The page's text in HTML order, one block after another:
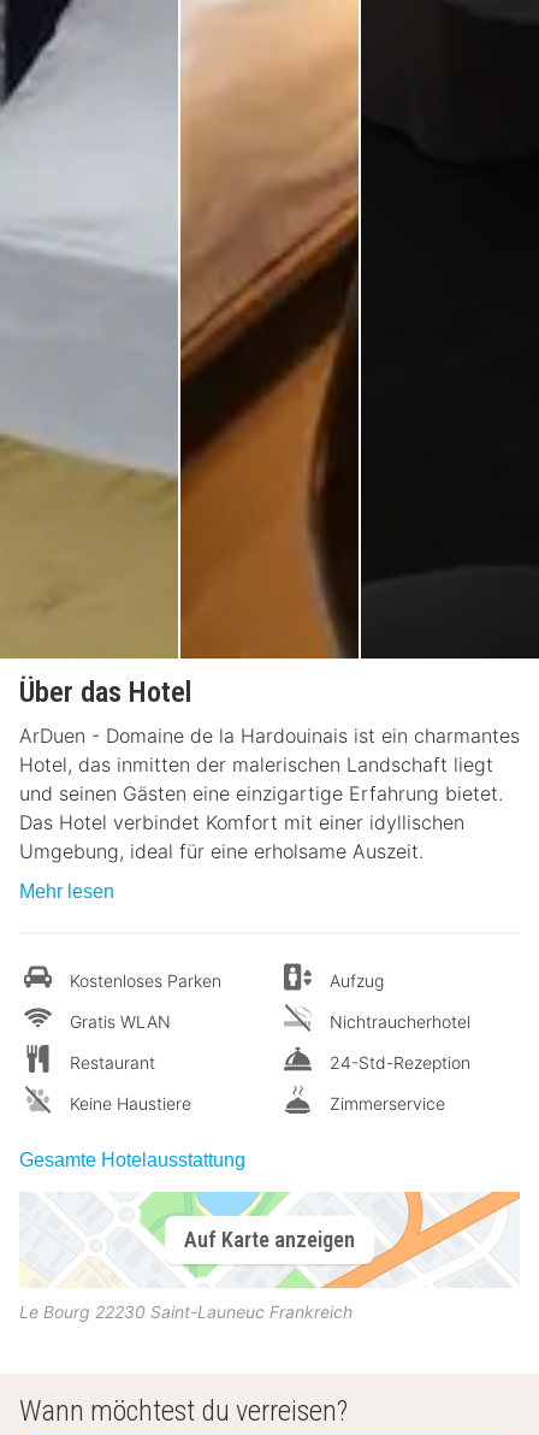
Über das Hotel
ArDuen - Domaine de la Hardouinais ist ein charmantes
Hotel, das inmitten der malerischen Landschaft liegt
und seinen Gästen eine einzigartige Erfahrung bietet.
Das Hotel verbindet Komfort mit einer idyllischen
Umgebung, ideal für eine erholsame Auszeit.
Mehr lesen
Kostenloses Parken
Gratis WLAN
Restaurant
Keine Haustiere
Aufzug
Nichtraucherhotel
24-Std-Rezeption
Zimmerservice
Gesamte Hotelausstattung
Auf Karte anzeigen
Le Bourg 22230 Saint-Launeuc Frankreich
Wann möchtest du verreisen?